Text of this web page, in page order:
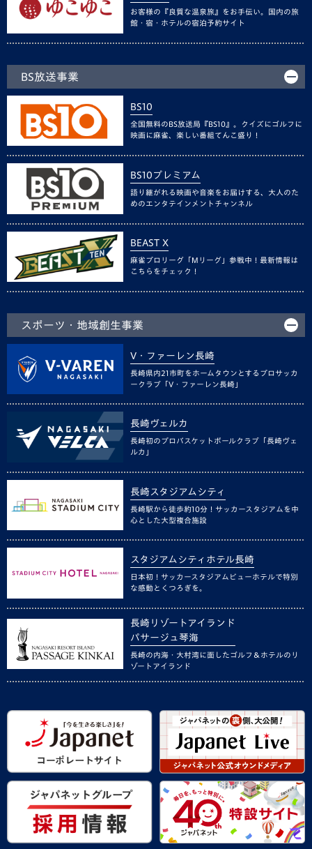
お客様の『良質な温泉旅』をお手伝い。国内の旅
館・宿・ホテルの宿泊予約サイト
BS放送事業
BS10
全国無料のBS放送局『BS10』。クイズにゴルフに
映画に麻雀、楽しい番組てんこ盛り！
BS10プレミアム
語り継がれる映画や音楽をお届けする、大人のた
めのエンタテインメントチャンネル
BEAST X
麻雀プロリーグ「Mリーグ」参戦中！最新情報は
こちらをチェック！
スポーツ・地域創生事業
V・ファーレン長崎
長崎県内21市町をホームタウンとするプロサッカ
ークラブ「V・ファーレン長崎」
長崎ヴェルカ
長崎初のプロバスケットボールクラブ「長崎ヴェ
ルカ」
長崎スタジアムシティ
長崎駅から徒歩約10分！サッカースタジアムを中
心とした大型複合施設
スタジアムシティホテル長崎
日本初！サッカースタジアムビューホテルで特別
な感動とくつろぎを。
長崎リゾートアイランド
パサージュ琴海
長崎の内海・大村湾に面したゴルフ＆ホテルのリ
ゾートアイランド